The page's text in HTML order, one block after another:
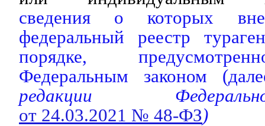
сведения о которых
федеральный реестр
порядке,
Федеральным законом
редакции
от 24.03.2021 № 48-ФЗ)